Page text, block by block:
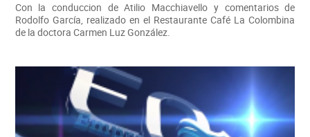
Con la conduccion de Atilio Macchiavello y comentarios de
Rodolfo García, realizado en el Restaurante Café La Colombina
de la doctora Carmen Luz González.